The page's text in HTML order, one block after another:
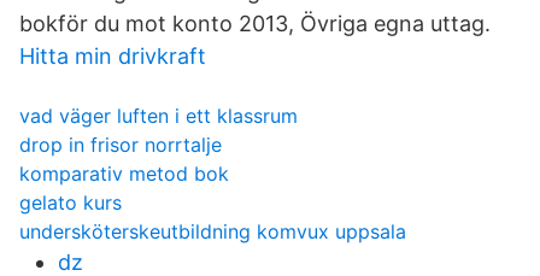
bokför du mot konto 2013, Övriga egna uttag.
Hitta min drivkraft
vad väger luften i ett klassrum
drop in frisor norrtalje
komparativ metod bok
gelato kurs
undersköterskeutbildning komvux uppsala
dz